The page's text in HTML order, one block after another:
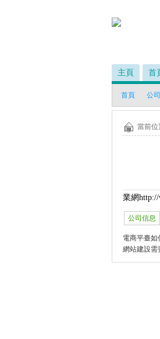
主頁 首
首頁 公
當前位
業網http://
公司信息
電商平臺如
網站建設需